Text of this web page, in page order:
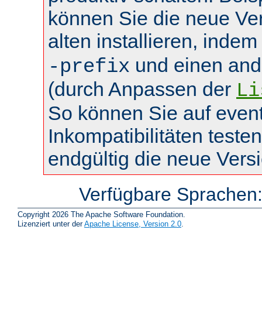
können Sie die neue
alten installieren,
-prefix und einen
(durch Anpassen der
So können Sie auf
Inkompatibilitäten
endgültig die neue
Verfügbare
Copyright 2026 The Apache Software Foundation.
Lizenziert unter derApache License, Version 2.0